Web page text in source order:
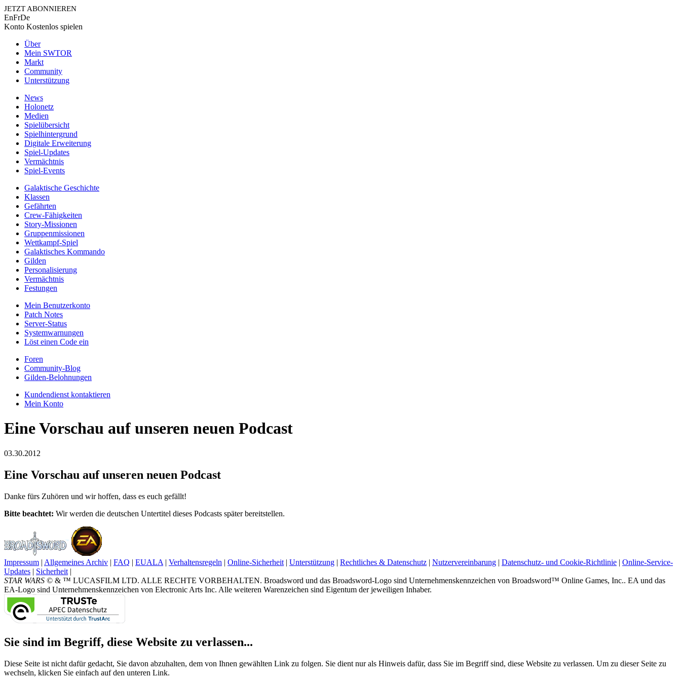
JETZT ABONNIEREN
EnFrDe
Konto Kostenlos spielen
Über
Mein SWTOR
Markt
Community
Unterstützung
News
Holonetz
Medien
Spielübersicht
Spielhintergrund
Digitale Erweiterung
Spiel-Updates
Vermächtnis
Spiel-Events
Galaktische Geschichte
Klassen
Gefährten
Crew-Fähigkeiten
Story-Missionen
Gruppenmissionen
Wettkampf-Spiel
Galaktisches Kommando
Gilden
Personalisierung
Vermächtnis
Festungen
Mein Benutzerkonto
Patch Notes
Server-Status
Systemwarnungen
Löst einen Code ein
Foren
Community-Blog
Gilden-Belohnungen
Kundendienst kontaktieren
Mein Konto
Eine Vorschau auf unseren neuen Podcast
03.30.2012
Eine Vorschau auf unseren neuen Podcast
Danke fürs Zuhören und wir hoffen, dass es euch gefällt!
Bitte beachtet: Wir werden die deutschen Untertitel dieses Podcasts später bereitstellen.
Impressum | Allgemeines Archiv | FAQ | EUALA | Verhaltensregeln | Online-Sicherheit | Unterstützung | Rechtliches & Datenschutz | Nutzervereinbarung | Datenschutz- und Cookie-Richtlinie | Online-Service-
Updates | Sicherheit |
STAR WARS © & ™ LUCASFILM LTD. ALLE RECHTE VORBEHALTEN. Broadsword und das Broadsword-Logo sind Unternehmenskennzeichen von Broadsword™ Online Games, Inc.. EA und das
EA-Logo sind Unternehmenskennzeichen von Electronic Arts Inc. Alle weiteren Warenzeichen sind Eigentum der jeweiligen Inhaber.
Sie sind im Begriff, diese Website zu verlassen...
Diese Seite ist nicht dafür gedacht, Sie davon abzuhalten, dem von Ihnen gewählten Link zu folgen. Sie dient nur als Hinweis dafür, dass Sie im Begriff sind, diese Website zu verlassen. Um zu dieser Seite zu
wechseln, klicken Sie einfach auf den unteren Link.